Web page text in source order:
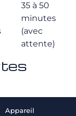
35 à 50
minutes
(avec
attente)
Appareil